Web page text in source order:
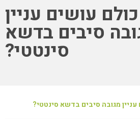
עושים עניין
סיבים בדשא
סינטטי?
מגובה סיבים בדשא סינטטי?